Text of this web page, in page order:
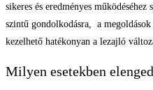
sikeres és eredményes működéséhez
szintű gondolkodásra, a
kezelhető hatékonyan a lezajló
Milyen esetekben